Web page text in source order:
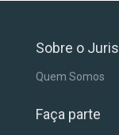
Sobre o Juris
Quem Somos
Faça parte